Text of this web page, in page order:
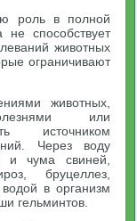
роль в полной
способствует
животных
ограничивают
животных,
или
источником
Через воду
и чума свиней,
бруцеллез,
в организм
гельминтов.